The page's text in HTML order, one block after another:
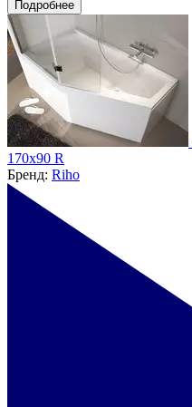
Подробнее
170x90 R
Бренд: Riho